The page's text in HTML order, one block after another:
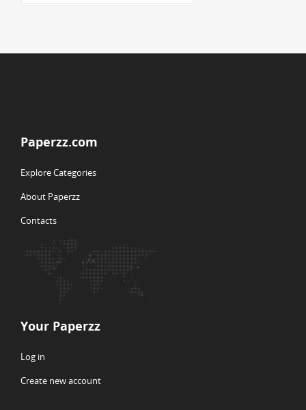
Paperzz.com
Explore Categories
About Paperzz
Contacts
Your Paperzz
Log in
Create new account